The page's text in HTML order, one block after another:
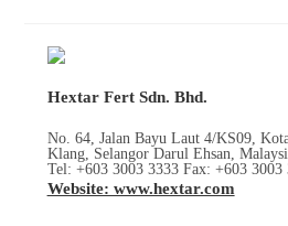
Hextar Fert Sdn. Bhd.
No. 64, Jalan Bayu Laut 4/KS09,
Klang, Selangor Darul Ehsan,
Tel: +603 3003 3333 Fax: +603 3003
Website: www.hextar.com